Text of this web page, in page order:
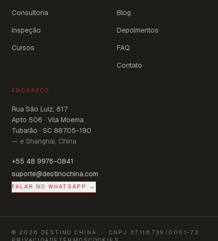
Consultoria
Inspeção
Cursos
Blog
Depoimentos
FAQ
Contato
ENDEREÇO
Rua São Luiz, 617
Apto 506 · Vila Moema
Tubarão · SC 88705-190
— e Shanghai, China
+55 48 9976-0841
suporte@destinochina.com
FALAR NO WHATSAPP →
© 2026 DESTINO CHINA · CNPJ 37.116.739/0001-73